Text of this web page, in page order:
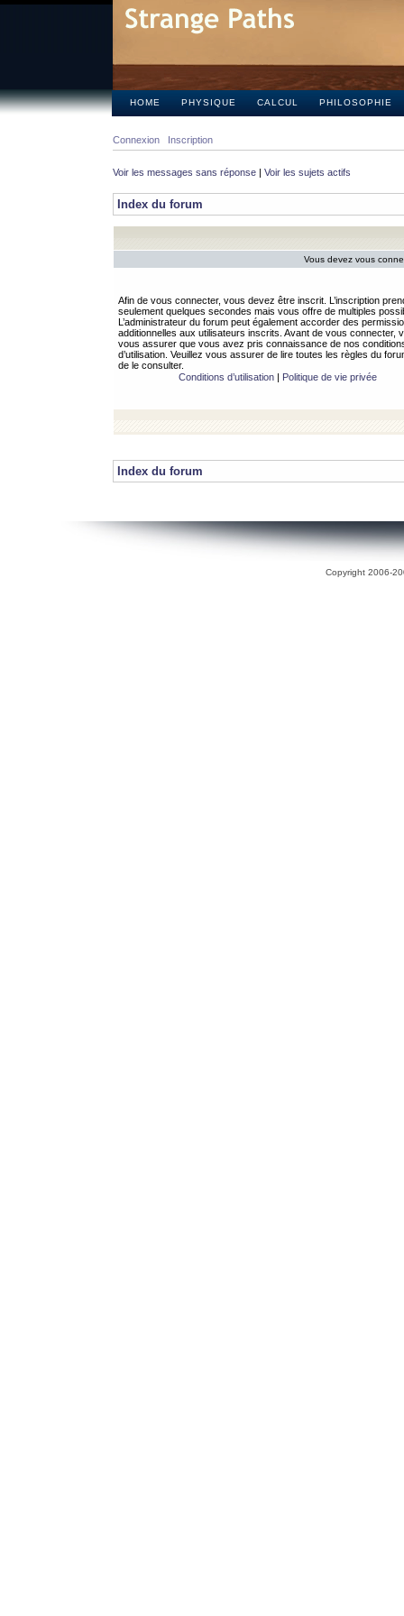
HOME PHYSIQUE CALCUL PHILOSOPHIE
Connexion Inscription
Voir les messages sans réponse | Voir les sujets actifs
Index du forum
Vous devez vous
Afin de vous connecter, vous devez être inscrit. L’inscription
seulement quelques secondes mais vous offre de multiples
L’administrateur du forum peut également accorder des
additionnelles aux utilisateurs inscrits. Avant de vous connecter,
vous assurer que vous avez pris connaissance de nos
d’utilisation. Veuillez vous assurer de lire toutes les règles du
de le consulter.
Conditions d’utilisation| Politique de vie privée
Index du forum
Copyright 2006-